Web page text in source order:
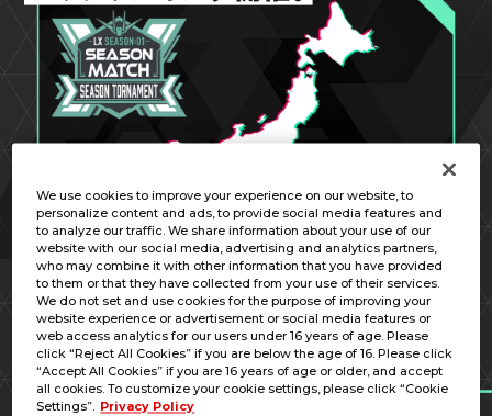
2023年5月5日(金・祝)より開幕するLINXTAGE
SEASON:01シーズン大会を、もっと楽しめるエリ
アランキングを開催！
シーズン大会の参加権利に関係なく、全てのプレ
イヤーが参加可能なイベントです。
We use cookies to improve your experience on our website, to
personalize content and ads, to provide social media features and
to analyze our traffic. We share information about your use of our
website with our social media, advertising and analytics partners,
who may combine it with other information that you have provided
to them or that they have collected from your use of their services.
We do not set and use cookies for the purpose of improving your
website experience or advertisement or social media features or
web access analytics for our users under 16 years of age. Please
click “Reject All Cookies” if you are below the age of 16. Please click
“Accept All Cookies” if you are 16 years of age or older, and accept
all cookies. To customize your cookie settings, please click “Cookie
Settings”. Privacy Policy